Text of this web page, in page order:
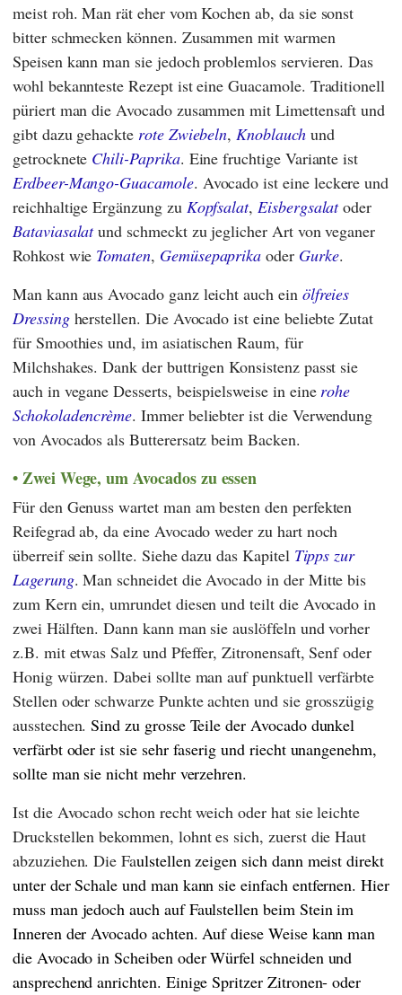
meist roh. Man rät eher vom Kochen ab, da sie sonst
bitter schmecken können. Zusammen mit warmen
Speisen kann man sie jedoch problemlos servieren. Das
wohl bekannteste Rezept ist eine Guacamole. Traditionell
püriert man die Avocado zusammen mit Limettensaft und
gibt dazu gehackte rote Zwiebeln,Knoblauchund
getrocknete Chili-Paprika. Eine fruchtige Variante ist
Erdbeer-Mango-Guacamole. Avocado ist eine leckere und
reichhaltige Ergänzung zu Kopfsalat,Eisbergsalatoder
Bataviasalatund schmeckt zu jeglicher Art von veganer
Rohkost wie Tomaten, Gemüsepaprika oder Gurke.
Man kann aus Avocado ganz leicht auch ein ölfreies
Dressingherstellen. Die Avocado ist eine beliebte Zutat
für Smoothies und, im asiatischen Raum, für
Milchshakes. Dank der buttrigen Konsistenz passt sie
auch in vegane Desserts, beispielsweise in eine rohe
Schokoladencrème. Immer beliebter ist die Verwendung
von Avocados als Butterersatz beim Backen.
Zwei Wege, um Avocados zu essen
Für den Genuss wartet man am besten den perfekten
Reifegrad ab, da eine Avocado weder zu hart noch
überreif sein sollte. Siehe dazu das Kapitel Tipps zur
Lagerung. Man schneidet die Avocado in der Mitte bis
zum Kern ein, umrundet diesen und teilt die Avocado in
zwei Hälften. Dann kann man sie auslöffeln und vorher
z.B. mit etwas Salz und Pfeffer, Zitronensaft, Senf oder
Honig würzen. Dabei sollte man auf punktuell verfärbte
Stellen oder schwarze Punkte achten und sie grosszügig
ausstechen.Sind zu grosse Teile der Avocado dunkel
verfärbt oder ist sie sehr faserig und riecht unangenehm,
sollte man sie nicht mehr verzehren.
Ist die Avocado schon recht weich oder hat sie leichte
Druckstellen bekommen, lohnt es sich, zuerst die Haut
abzuziehen. Die Faulstellen zeigen sich dann meist direkt
unter der Schale und man kann sie einfach entfernen. Hier
muss man jedoch auch auf Faulstellen beim Stein im
Inneren der Avocado achten. Auf diese Weise kann man
die Avocado in Scheiben oder Würfel schneiden und
ansprechend anrichten. Einige Spritzer Zitronen- oder